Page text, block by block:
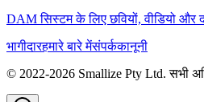
DAM सिस्टम के लिए छवियों, वीडियो और
भागीदारहमारे बारे मेंसंपर्ककानूनी
© 2022-2026 Smallize Pty Ltd.सभी